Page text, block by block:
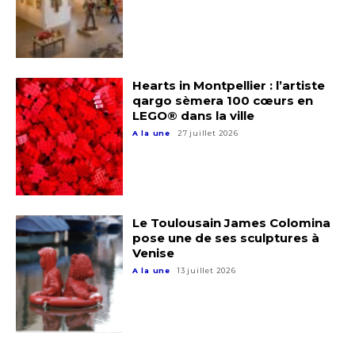
Adresse email*
Nom
Prénom
Statut / Organisation
Adresse email*
Hearts in Montpellier : l’artiste
qargo sèmera 100 cœurs en
LEGO® dans la ville
A la une 27 juillet 2026
Le Toulousain James Colomina
pose une de ses sculptures à
Venise
A la une 13 juillet 2026